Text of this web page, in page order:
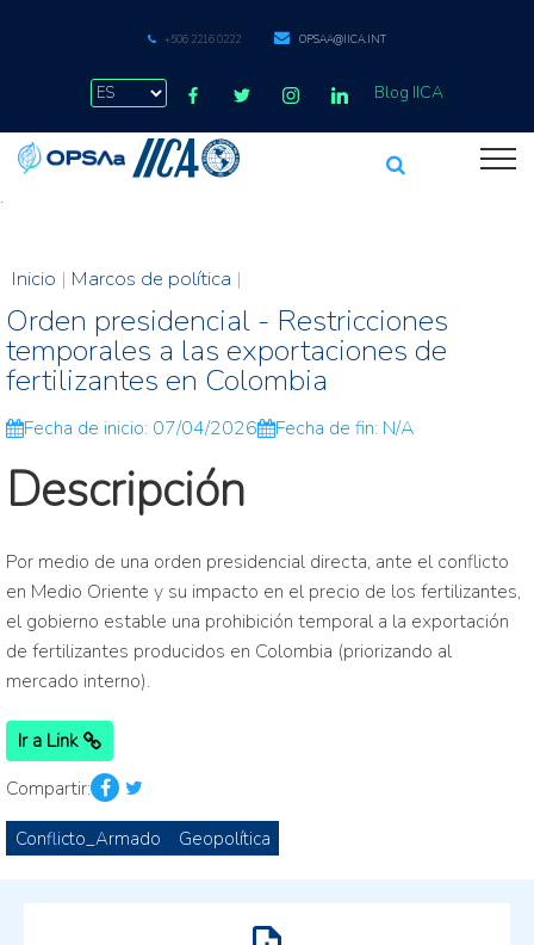
+506 2216 0222 OPSAA@IICA.INT
Blog IICA
.
Inicio | Marcos de política |
Orden presidencial - Restricciones
temporales a las exportaciones de
fertilizantes en Colombia
Fecha de inicio: 07/04/2026 Fecha de fin: N/A
Descripción
Por medio de una orden presidencial directa, ante el conflicto
en Medio Oriente y su impacto en el precio de los fertilizantes,
el gobierno estable una prohibición temporal a la exportación
de fertilizantes producidos en Colombia (priorizando al
mercado interno).
Ir a Link
Compartir:
Conflicto_Armado Geopolítica